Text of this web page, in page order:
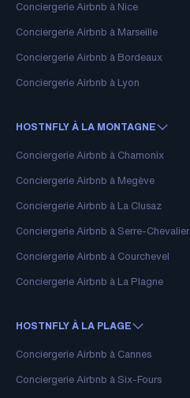
Conciergerie Airbnb à Nice
Conciergerie Airbnb à Marseille
Conciergerie Airbnb à Bordeaux
Conciergerie Airbnb à Lyon
HOSTNFLY À LA MONTAGNE
Conciergerie Airbnb à Chamonix
Conciergerie Airbnb à Megève
Conciergerie Airbnb à La Clusaz
Conciergerie Airbnb à Serre-Chevalier
Conciergerie Airbnb à Courchevel
Conciergerie Airbnb à La Plagne
HOSTNFLY À LA PLAGE
Conciergerie Airbnb à Cannes
Conciergerie Airbnb à Six-Fours